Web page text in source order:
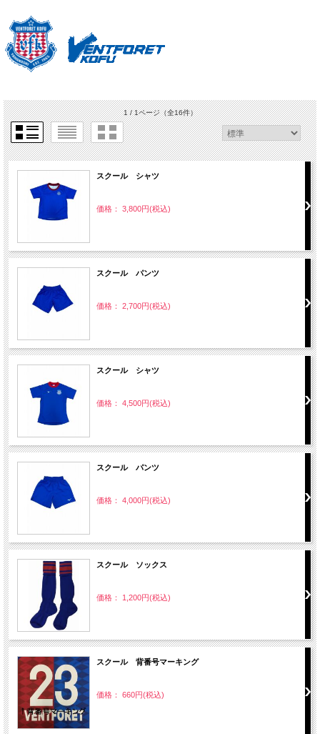
1 / 1ページ（全16件）
スクール シャツ
価格： 3,800円(税込)
スクール パンツ
価格： 2,700円(税込)
スクール シャツ
価格： 4,500円(税込)
スクール パンツ
価格： 4,000円(税込)
スクール ソックス
価格： 1,200円(税込)
スクール 背番号マーキング
価格： 660円(税込)